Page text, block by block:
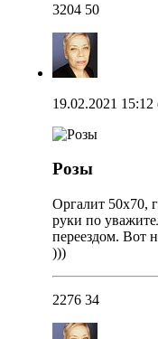
3204 50
19.02.2021 15:12
Розы
Оргалит 50х70,
руки по
переездом. Вот
)))
2276 34